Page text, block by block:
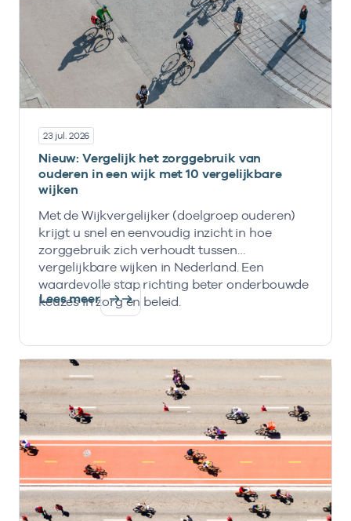
23 jul. 2026
Nieuw: Vergelijk het zorggebruik van
ouderen in een wijk met 10 vergelijkbare
wijken
Met de Wijkvergelijker (doelgroep ouderen)
krijgt u snel en eenvoudig inzicht in hoe
zorggebruik zich verhoudt tussen
vergelijkbare wijken in Nederland. Een
waardevolle stap richting beter onderbouwde
keuzes in zorg en beleid.
Lees meer